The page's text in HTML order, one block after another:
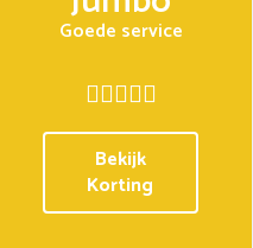
Goede service
Bekijk
Korting